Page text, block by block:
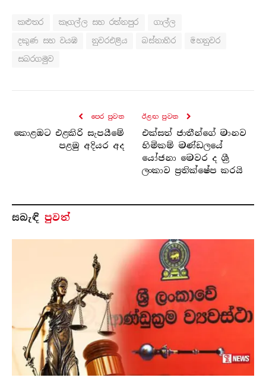
කළුතර කෑගල්ල සහ රත්නපුර
ගාල්ල
දකුණ සහ වයඹ
නුවරඑළිය බස්නාහිර
මහනුවර
සබරගමුව
පෙර පුව​ත
කොළඹට එළකිරි සැපයීමේ
පළමු අදියර අද
ඊළඟ පුව​ත
එක්සත් ජාතීන්ගේ මානව
හිමිකම් මණ්ඩලයේ
යෝජනා මෙවර ද ශ්‍රී
ලංකාව ප්‍රතික්ෂේප කරයි
සබැ​ඳි පුවත්